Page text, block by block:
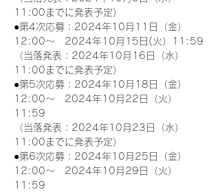
11:00までに発表予定）
●第4次応募：2024年10月11日（金）
12:00～　2024年10月15日(火）11:59
（当落発表：2024年10月16日（水）
11:00までに発表予定）
●第5次応募：2024年10月18日（金）
12:00～　2024年10月22日（火）
11:59
（当落発表：2024年10月23日（水）
11:00までに発表予定）
●第6次応募：2024年10月25日（金）
12:00～　2024年10月29日（火）
11:59